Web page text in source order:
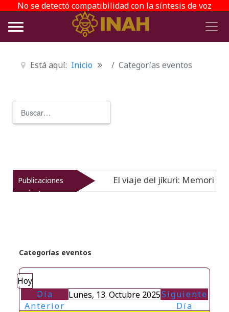
No se detectó compatibilidad con la síntesis de voz
Está aquí: Inicio Categorías eventos
Publicaciones
recientes
El viaje del jíkuri: Memorias compartidas en
Categorías eventos
Hoy
Día
Anterior
Lunes, 13. Octubre 2025Siguiente
Día